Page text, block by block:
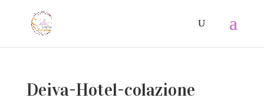
Deiva-Hotel-colazione